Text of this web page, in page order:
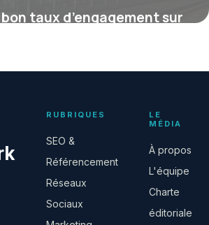
taux d’engagement sur
RUBRIQUES
SEO &
Référencement
Réseaux
Sociaux
LE
MÉDIA
À propos
L'équipe
Charte
éditoriale